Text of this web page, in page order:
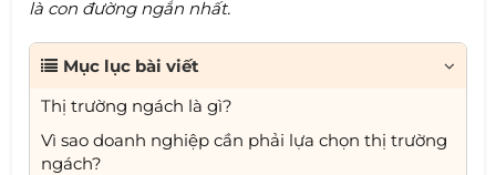
là con đường ngắn nhất.
Mục lục bài viết
Thị trường ngách là gì?
Vì sao doanh nghiệp cần phải lựa chọn thị trường
ngách?